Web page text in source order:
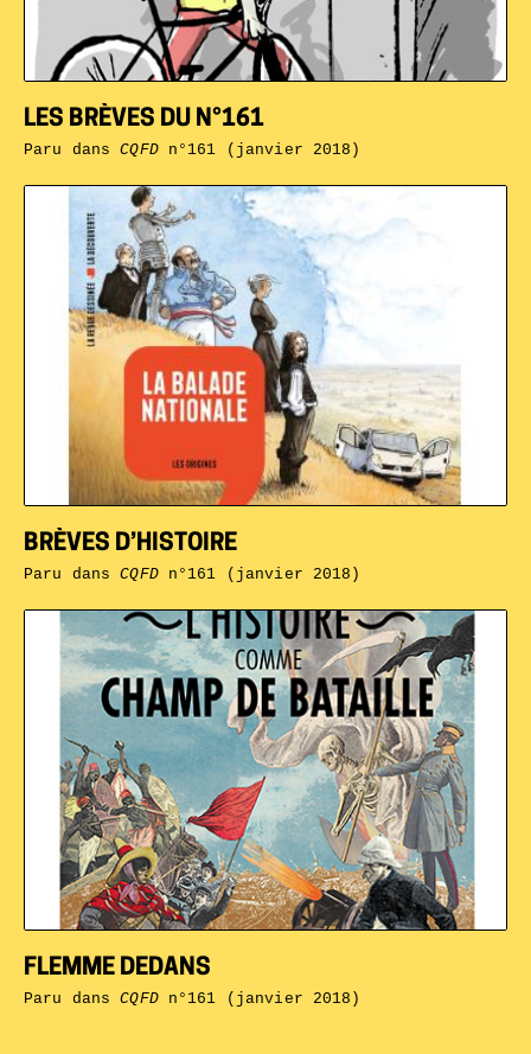
FLEMME DEDANS
Paru dansCQFDn°161 (janvier 2018)
BRÈVES D’HISTOIRE
Paru dansCQFDn°161 (janvier 2018)
LES BRÈVES DU N°161
Paru dansCQFDn°161 (janvier 2018)